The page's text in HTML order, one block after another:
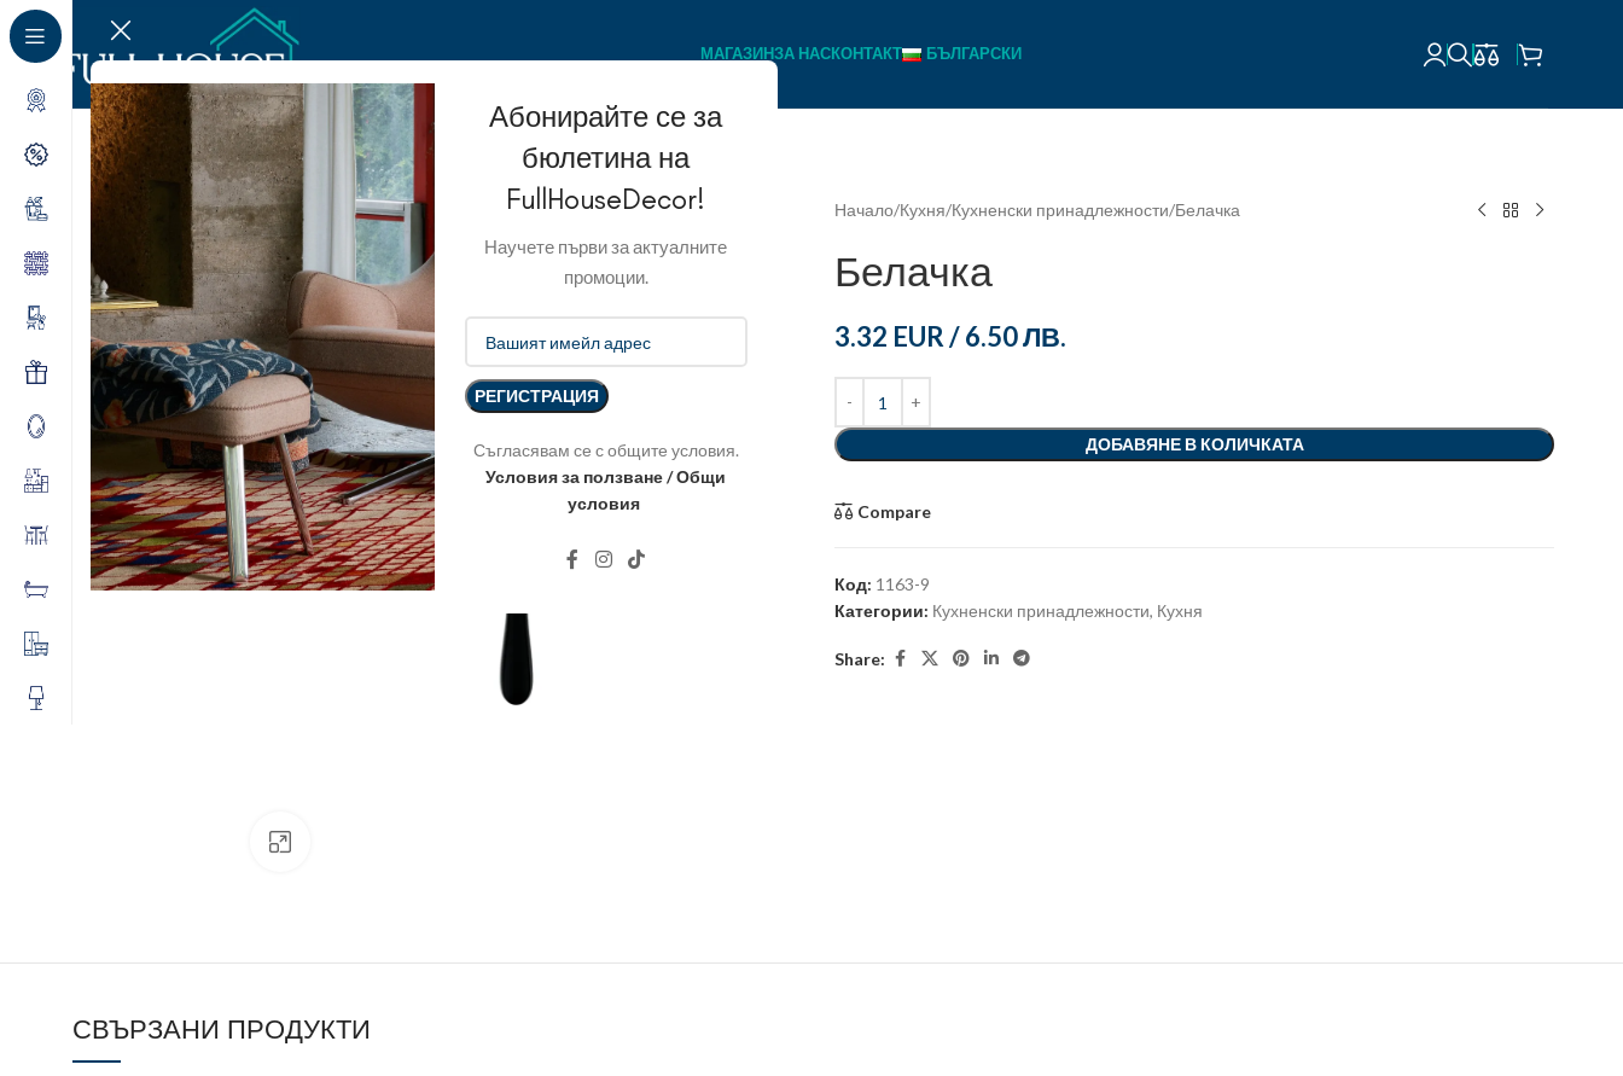
Абонирайте се за
бюлетина на
FullHouseDecor!
Научете първи за актуалните
промоции.
Съгласявам се с общите условия.
Условия за ползване / Общи
условия
МАГАЗИНЗА НАСКОНТАКТ БЪЛГАРСКИ
Начало Кухня Кухненски принадлежности Белачка
Белачка
3.32 EUR/6.50 ЛВ.
ДОБАВЯНЕ В КОЛИЧКАТА
Compare
Код: 1163-9
Категории: Кухненски принадлежности, Кухня
Share:
СВЪРЗАНИ ПРОДУКТИ